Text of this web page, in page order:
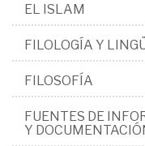
EL ISLAM
FILOLOGÍA Y
FILOSOFÍA
FUENTES DE
Y